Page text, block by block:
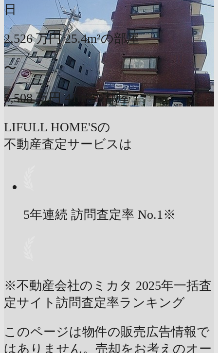
日
2,526 万円 25.4m²の部屋
〜
5,508 万円 41m²の部屋
LIFULL HOME'Sの
不動産査定サービスは
5年連続 訪問査定率 No.1※
※不動産会社のミカタ 2025年一括査
定サイト訪問査定率ランキング
このページは物件の販売広告情報で
はありません。売却をお考えのオー